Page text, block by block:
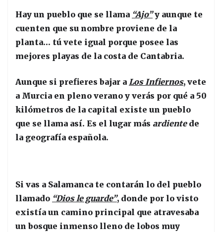
Hay un pueblo que se llama “Ajo”y aunque te
cuenten que su nombre proviene de la
planta… tú vete igual porque posee las
mejores playas de la costa de Cantabria.
Aunque si prefieres bajar a Los Infiernos, vete
a Murcia en pleno verano y verás por qué a 50
kilómetros de la capital existe un pueblo
que se llama así. Es el lugar más ardientede
la geografía española.
Si vas a Salamanca te contarán lo del pueblo
llamado “Dios le guarde”, donde por lo visto
existía un camino principal que atravesaba
un bosque inmenso lleno de lobos muy